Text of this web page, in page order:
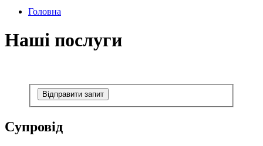
Головна
Наші послуги
Відправити запит
Cупровід